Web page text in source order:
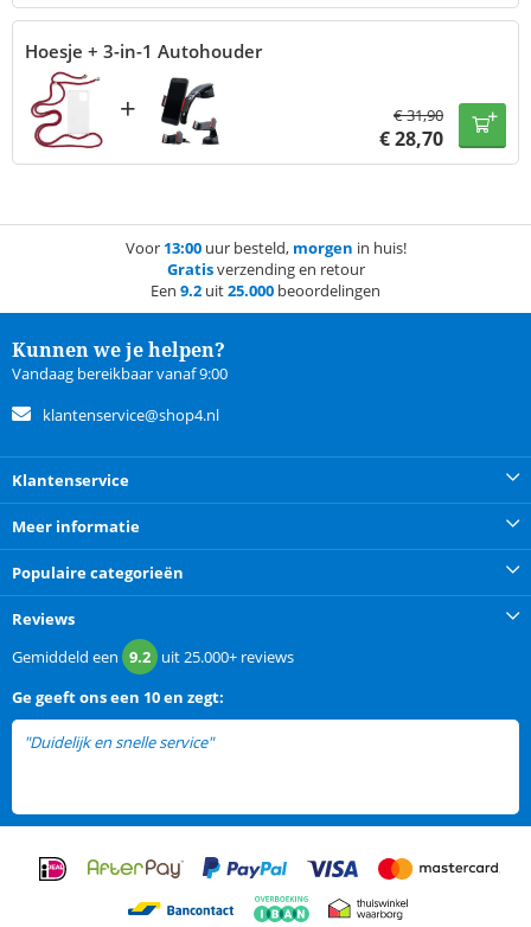
Hoesje + 3-in-1 Autohouder
+ €31,90
€28,70
Voor 13:00uur besteld, morgen in huis!
Gratisverzending en retour
Een 9.2 uit25.000 beoordelingen
Kunnen we je helpen?
Vandaag bereikbaar vanaf 9:00
klantenservice@shop4.nl
Klantenservice
Meer informatie
Populaire categorieën
Reviews
Gemiddeld een 9.2 uit25.000+ reviews
Gegeeft ons een 10 en zegt:
"Duidelijk en snelle service"